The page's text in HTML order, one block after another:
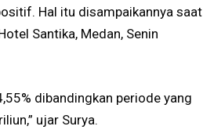
Hal itu disampaikannya saat
Santika, Medan, Senin
dibandingkan periode yang
ujar Surya.